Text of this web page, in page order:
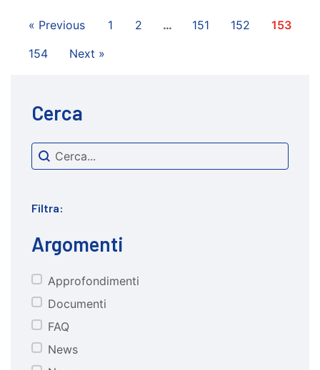
« Previous 1 2 … 151 152
153
154
Next »
Cerca
cerca
Search content
Filtra:
Argomenti
CATEGORIE
Approfondimenti
Documenti
FAQ
News